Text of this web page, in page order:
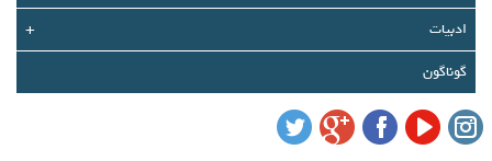
تماس با ما
سبد خرید شما خالی است
سبد خرید
ادبیات
+
گوناگون